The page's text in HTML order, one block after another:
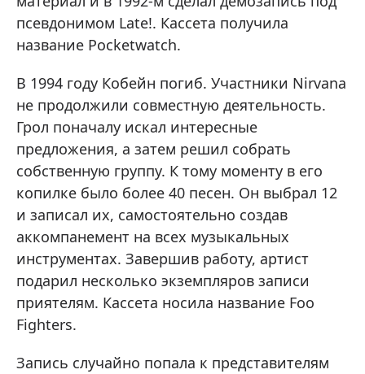
псевдонимом Late!. Кассета получила
название Pocketwatch.
В 1994 году Кобейн погиб. Участники Nirvana
не продолжили совместную деятельность.
Грол поначалу искал интересные
предложения, а затем решил собрать
собственную группу. К тому моменту в его
копилке было более 40 песен. Он выбрал 12
и записал их, самостоятельно создав
аккомпанемент на всех музыкальных
инструментах. Завершив работу, артист
подарил несколько экземпляров записи
приятелям. Кассета носила название Foo
Fighters.
Запись случайно попала к представителям